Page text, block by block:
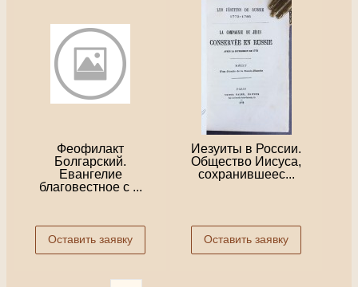
Феофилакт
Болгарский.
Евангелие
благовестное с ...
Оставить заявку
Иезуиты в России.
Общество Иисуса,
сохранившеес...
Оставить заявку